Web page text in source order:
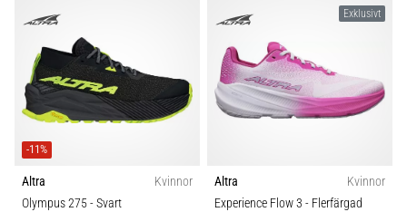
-11%
Altra
Kvinnor
Olympus 275- Svart
Exklusivt
Altra
Kvinnor
Experience Flow 3 - Flerfärgad